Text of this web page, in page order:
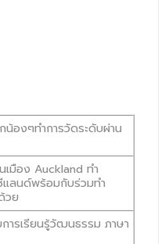
น้องๆทำการวัดระดับผ่าน
มือง Auckland ทำ
แลนด์พร้อมกับร่วมทำ
วย
ารเรียนรู้วัฒนธรรม ภาษา